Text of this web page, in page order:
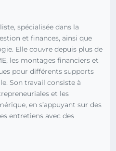
spécialisée dans la
et finances, ainsi que
Elle couvre depuis plus de
les montages financiers et
pour différents supports
Son travail consiste à
et les
en s’appuyant sur des
entretiens avec des